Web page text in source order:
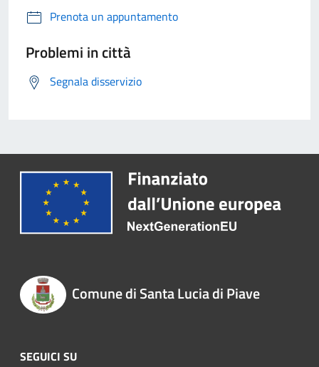
Prenota un appuntamento
Problemi in città
Segnala disservizio
Comune di Santa Lucia di Piave
SEGUICI SU